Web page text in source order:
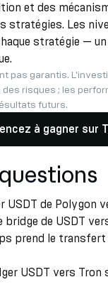
et des
stratégies. Les
stratégie —
pas garantis.
risques ; les
futurs.
à gagner sur
USDT de Polygon
bridge de USDT
prend le transfert
USDT vers Tron